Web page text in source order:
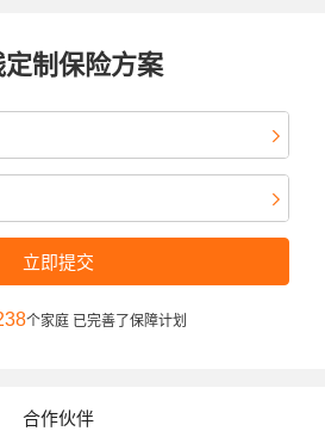
制保险方案
立即提交
个家庭 已完善了保障计划
合作伙伴